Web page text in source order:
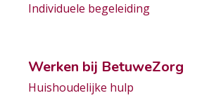
Individuele begeleiding
Werken bij BetuweZorg
Huishoudelijke hulp